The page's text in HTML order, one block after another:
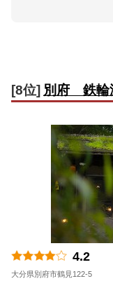
[8位] 別府 鉄
4.2
大分県別府市鶴見122-5